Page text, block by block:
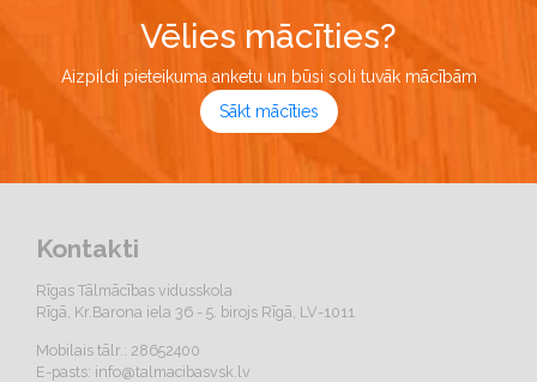
Vēlies mācīties?
Aizpildi pieteikuma anketu un būsi soli tuvāk mācībām
Sākt mācīties
Kontakti
Rīgas Tālmācības vidusskola
Rīgā, Kr.Barona iela 36 - 5. birojs Rīgā, LV-1011
Mobilais tālr.: 28652400
E-pasts: info@talmacibasvsk.lv